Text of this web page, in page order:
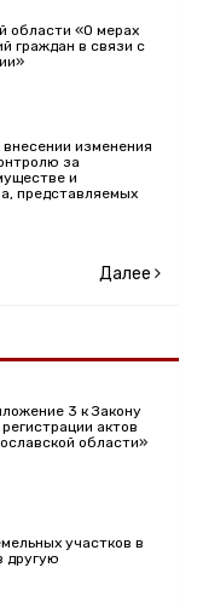
области «О мерах
граждан в связи с
изменения
за
и
представляемых
Далее
3 к Закону
актов
области»
участков в
другую